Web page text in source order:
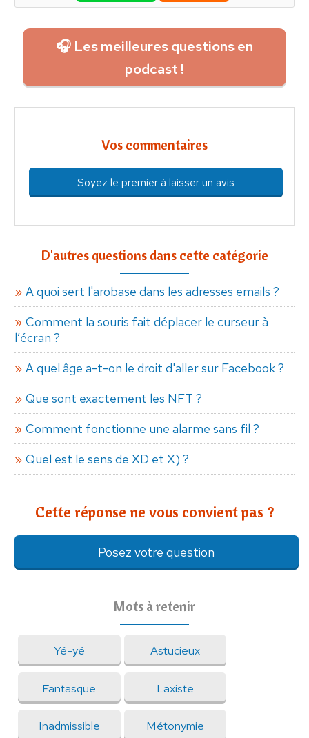
🎧 Les meilleures questions en
podcast !
Vos commentaires
Soyez le premier à laisser un avis
D'autres questions dans cette catégorie
A quoi sert l'arobase dans les adresses emails ?
Comment la souris fait déplacer le curseur à
l’écran ?
A quel âge a-t-on le droit d'aller sur Facebook ?
Que sont exactement les NFT ?
Comment fonctionne une alarme sans fil ?
Quel est le sens de XD et X) ?
Cette réponse ne vous convient pas ?
Posez votre question
Mots à retenir
Yé-yé Astucieux
Fantasque Laxiste
Inadmissible Métonymie